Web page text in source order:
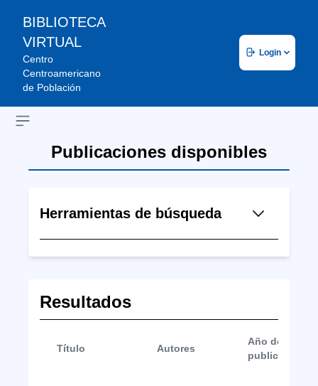
BIBLIOTECA
VIRTUAL
Centro
Centroamericano
de Población
Login
Open sidebar
Publicaciones disponibles
Herramientas de búsqueda
Resultados
Título Autores
Año de
publicación